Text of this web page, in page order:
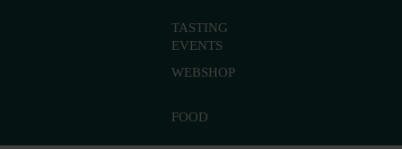
TASTING
EVENTS
WEBSHOP
FOOD